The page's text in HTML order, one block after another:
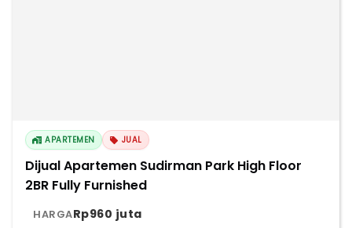
APARTEMEN JUAL
Dijual Apartemen Sudirman Park High Floor
2BR Fully Furnished
HARGARp960 juta